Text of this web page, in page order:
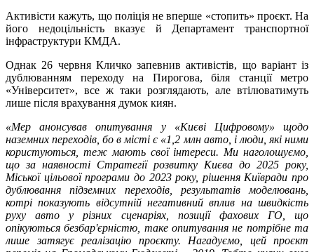
Активісти кажуть, що поліція не вперше «стопить» проєкт. На
його недоцільність вказує й Департамент транспортної
інфраструктури КМДА.
Однак 26 червня Кличко запевнив активістів, що варіант із
дублюванням переходу на Пирогова, біля станції метро
«Університет», все ж таки розглядають, але втілюватимуть
лише після врахування думок киян.
«Мер анонсував опитування у «Києві Цифровому» щодо
наземних переходів, бо в місті є «1,2 млн авто, і люди, які ними
користуються, теж мають свої інтереси. Ми наголошуємо,
що за наявності Стратегії розвитку Києва до 2025 року,
Міської цільової програми до 2023 року, рішення Київради про
дублювання підземних переходів, результатів моделювань,
котрі показують відсутній негативний вплив на швидкість
руху авто у різних сценаріях, позиції фахових ГО, що
опікуються безбар'єрністю, таке опитування не потрібне та
лише затягує реалізацію проєкту. Нагадуємо, цей проєкт